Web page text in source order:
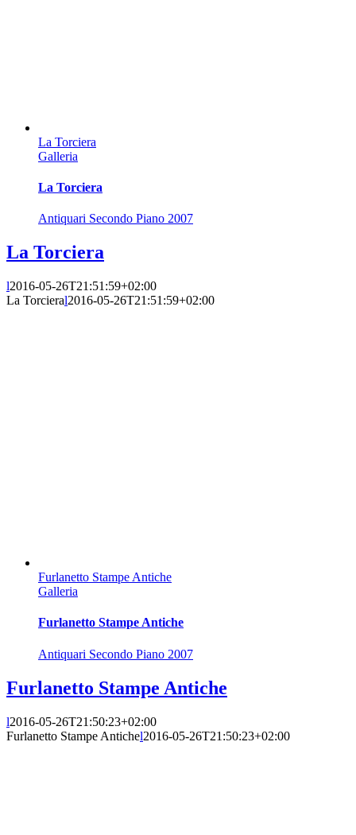
La Torciera
Galleria
La Torciera
Antiquari Secondo Piano 2007
La Torciera
l2016-05-26T21:51:59+02:00
La Torcieral2016-05-26T21:51:59+02:00
Furlanetto Stampe Antiche
Galleria
Furlanetto Stampe Antiche
Antiquari Secondo Piano 2007
Furlanetto Stampe Antiche
l2016-05-26T21:50:23+02:00
Furlanetto Stampe Antichel2016-05-26T21:50:23+02:00